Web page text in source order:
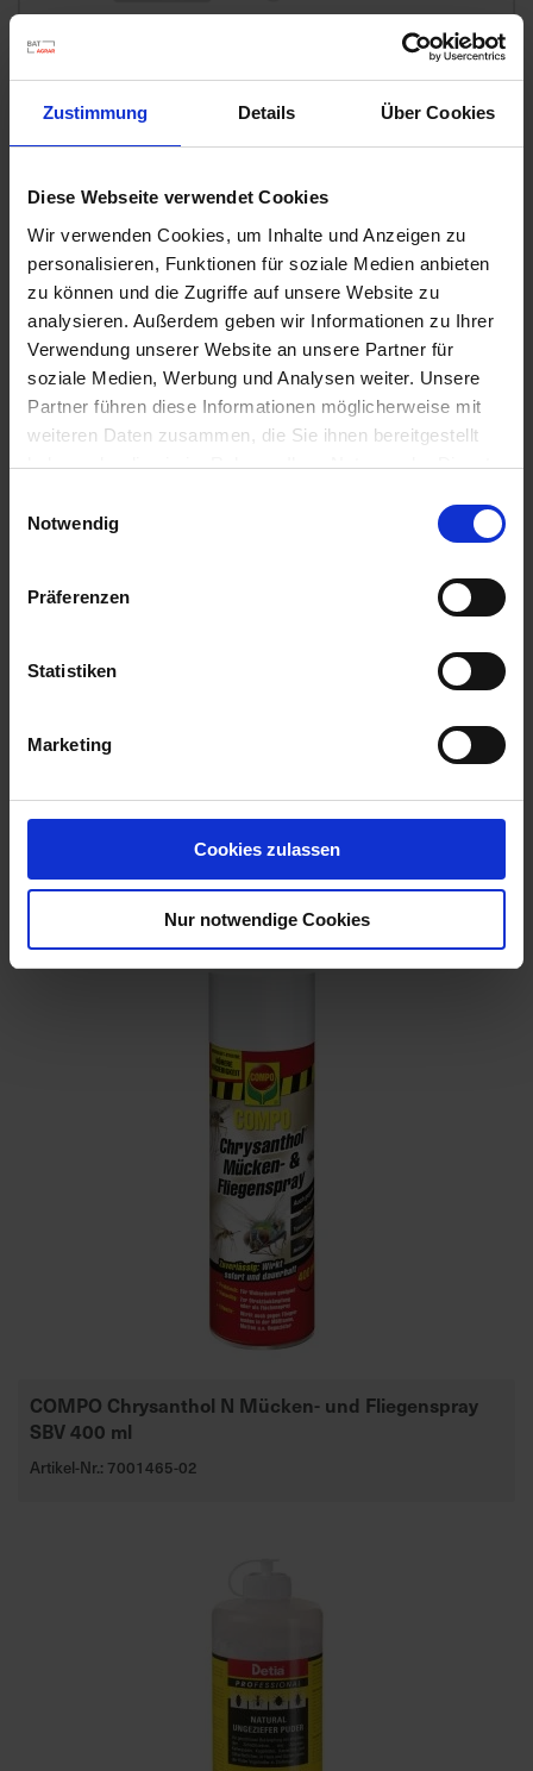
Zustimmung Details Über Cookies
Diese Webseite verwendet Cookies
Wir verwenden Cookies, um Inhalte und Anzeigen zu
personalisieren, Funktionen für soziale Medien anbieten
zu können und die Zugriffe auf unsere Website zu
analysieren. Außerdem geben wir Informationen zu Ihrer
Verwendung unserer Website an unsere Partner für
soziale Medien, Werbung und Analysen weiter. Unsere
Partner führen diese Informationen möglicherweise mit
weiteren Daten zusammen, die Sie ihnen bereitgestellt
haben oder die sie im Rahmen Ihrer Nutzung der Dienste
Notwendig
Präferenzen
Statistiken
Marketing
Cookies zulassen
Nur notwendige Cookies
Substral Herbst-Rasendünger
Artikel-Nr.: 7000790-06-cfg
Ähnliche Produkte
Nexa-Lotte Bettwanzen Leimfalle 2 Stück
Artikel-Nr.: 7004002-01
COMPO Chrysanthol N Mücken- und Fliegenspray
SBV 400 ml
Artikel-Nr.: 7001465-02